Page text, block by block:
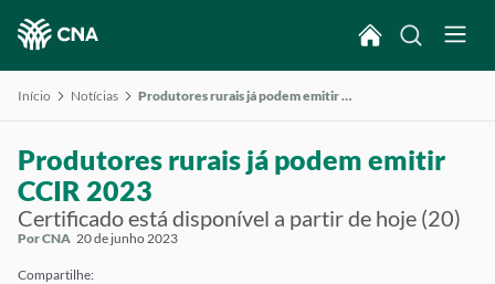
Início Notícias Produtores rurais já podem emitir CCIR 2023
Produtores rurais já podem emitir
CCIR 2023
Certificado está disponível a partir de hoje (20)
Por CNA 20 de junho 2023
Compartilhe: